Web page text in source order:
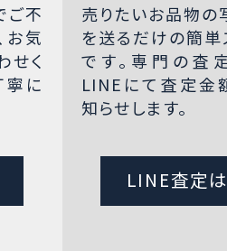
ご不
お気
せく
寧に
売りたいお品物の
を送るだけの簡単
です。専門の査
LINEにて査定金
知らせします。
LINE査定